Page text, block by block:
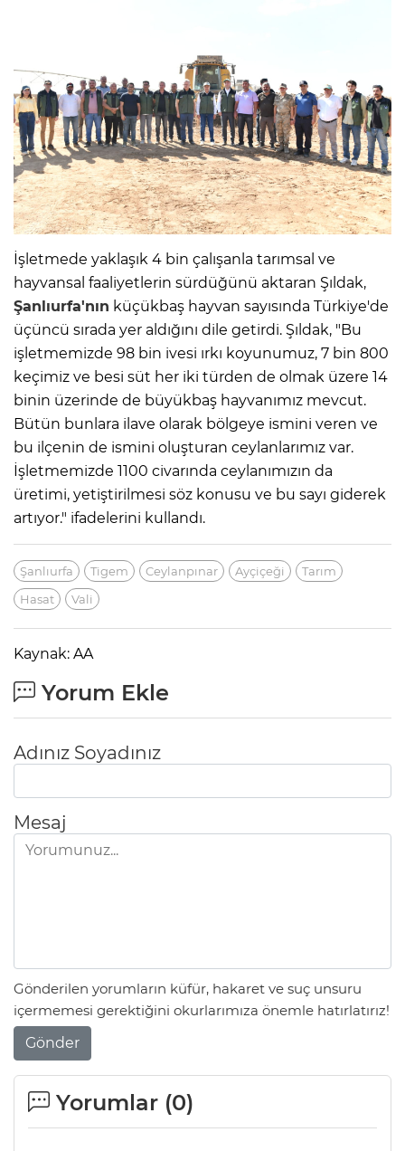
İşletmede yaklaşık 4 bin çalışanla tarımsal ve
hayvansal faaliyetlerin sürdüğünü aktaran Şıldak,
Şanlıurfa'nın küçükbaş hayvan sayısında Türkiye'de
üçüncü sırada yer aldığını dile getirdi. Şıldak, "Bu
işletmemizde 98 bin ivesi ırkı koyunumuz, 7 bin 800
keçimiz ve besi süt her iki türden de olmak üzere 14
binin üzerinde de büyükbaş hayvanımız mevcut.
Bütün bunlara ilave olarak bölgeye ismini veren ve
bu ilçenin de ismini oluşturan ceylanlarımız var.
İşletmemizde 1100 civarında ceylanımızın da
üretimi, yetiştirilmesi söz konusu ve bu sayı giderek
artıyor." ifadelerini kullandı.
Şanlıurfa Tigem Ceylanpınar Ayçiçeği
Tarım
Hasat
Vali
Kaynak: AA
Yorum Ekle
Adınız Soyadınız
Mesaj
Gönderilen yorumların küfür, hakaret ve suç unsuru
içermemesi gerektiğini okurlarımıza önemle hatırlatırız!
Gönder
Yorumlar (0)